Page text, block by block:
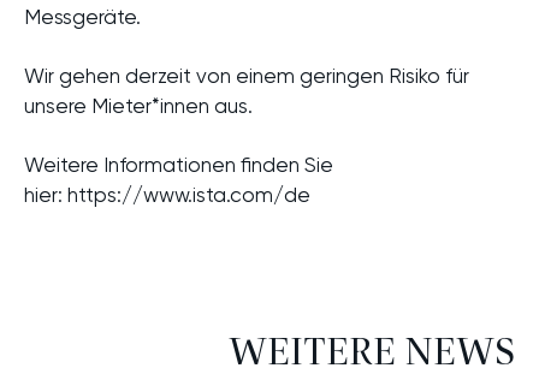
Messgeräte.
Wir gehen derzeit von einem geringen Risiko für
unsere Mieter*innen aus.
Weitere Informationen finden Sie
hier: https://www.ista.com/de
WEITERE NEWS